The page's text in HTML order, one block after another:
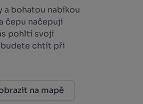
a bohatou nabíkou
čepu načepují
pohltí svojí
budete chtít při
na mapě